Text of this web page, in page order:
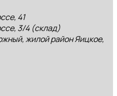
41
3/4 (склад)
жилой район Яицкое,